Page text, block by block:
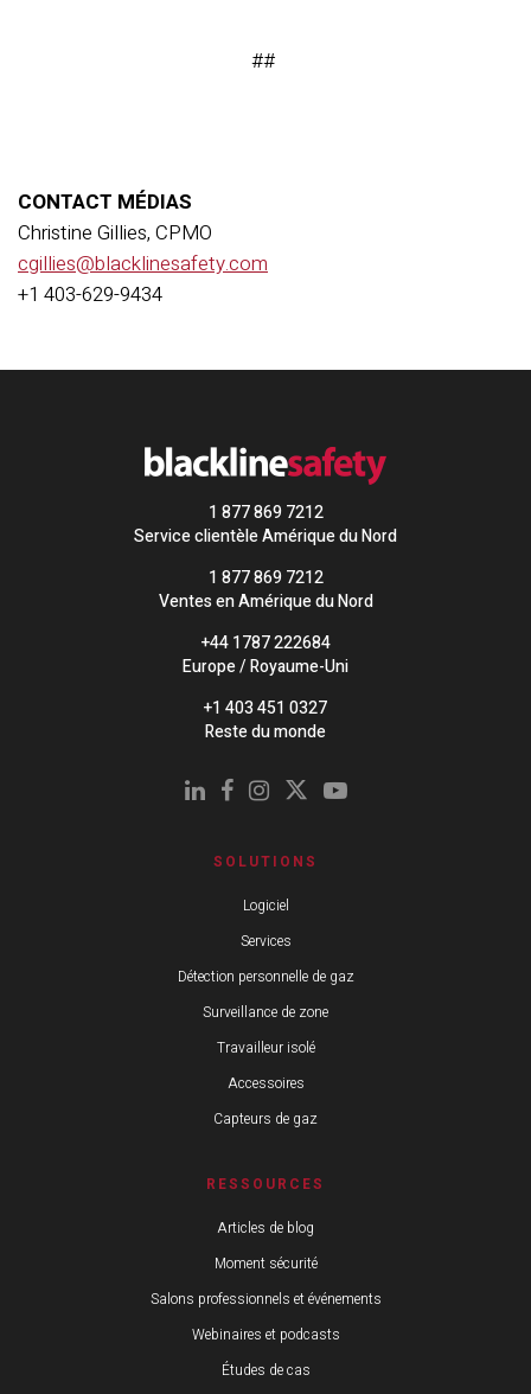
##
CONTACT MÉDIAS
Christine Gillies, CPMO
cgillies@blacklinesafety.com
+1 403-629-9434
1 877 869 7212
Service clientèle Amérique du Nord
1 877 869 7212
Ventes en Amérique du Nord
+44 1787 222684
Europe / Royaume-Uni
+1 403 451 0327
Reste du monde
SOLUTIONS
Logiciel
Services
Détection personnelle de gaz
Surveillance de zone
Travailleur isolé
Accessoires
Capteurs de gaz
RESSOURCES
Articles de blog
Moment sécurité
Salons professionnels et événements
Webinaires et podcasts
Études de cas